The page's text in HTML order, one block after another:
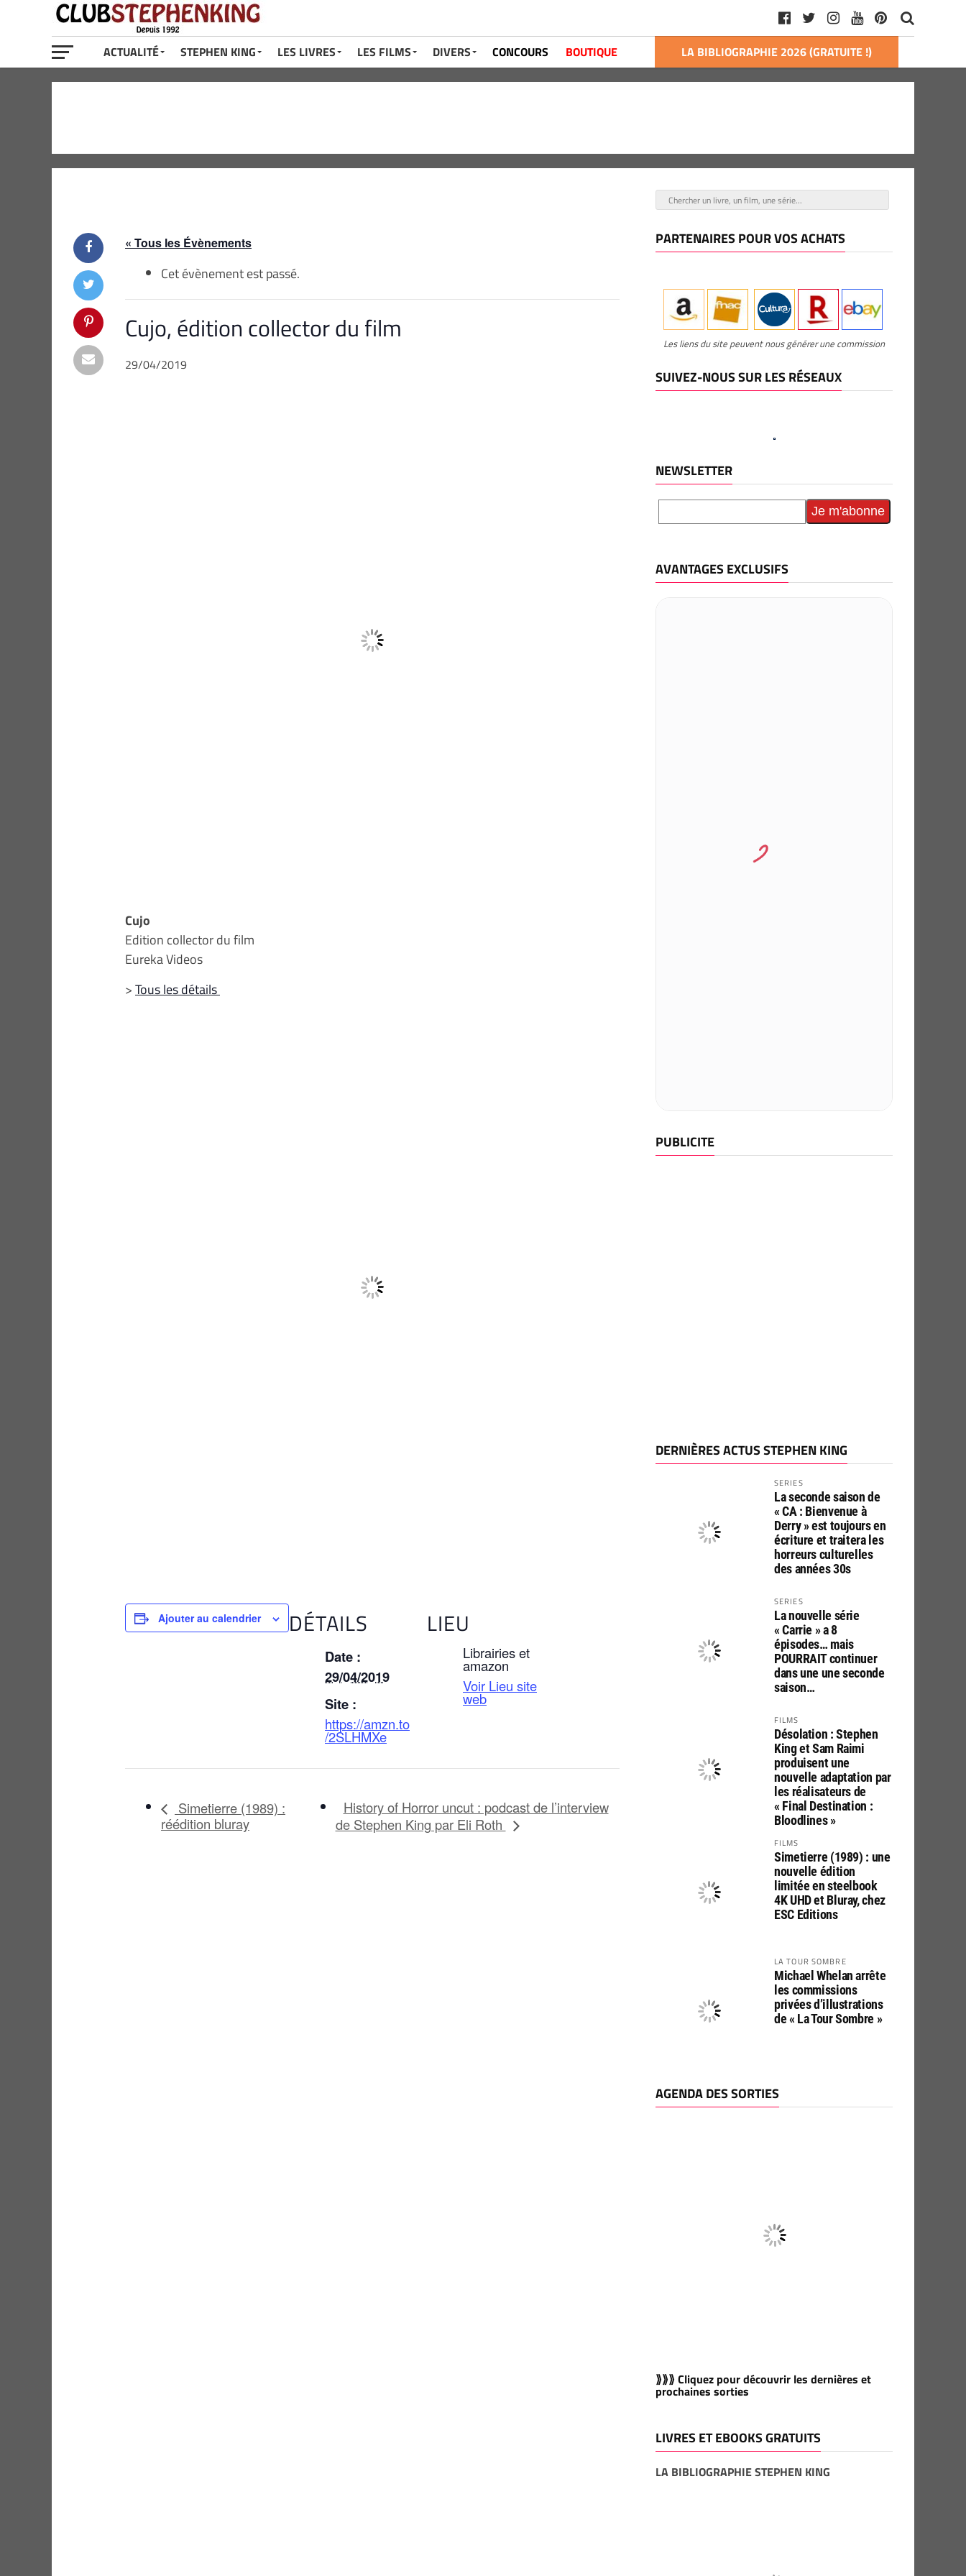
ACTUALITÉ STEPHEN KING LES LIVRES LES FILMS DIVERS CONCOURS BOUTIQUE LA BIBLIOGRAPHIE 2026 (GRATUITE !)
« Tous les Évènements
Cet évènement est passé.
Cujo, édition collector du film
29/04/2019
Cujo
Edition collector du film
Eureka Videos
>Tous les détails
Ajouter au calendrier DÉTAILS
Date :
29/04/2019
Site :
https://amzn.to
/2SLHMXe
LIEU
Librairies et
amazon
Voir Lieu site
web
Simetierre (1989) :
réédition bluray
History of Horror uncut : podcast de l’interview
de Stephen King par Eli Roth
PARTENAIRES POUR VOS ACHATS
Les liens du site peuvent nous générer une commission
SUIVEZ-NOUS SUR LES RÉSEAUX
NEWSLETTER
AVANTAGES EXCLUSIFS
PUBLICITE
DERNIÈRES ACTUS STEPHEN KING
SERIES
La seconde saison de
« CA : Bienvenue à
Derry » est toujours en
écriture et traitera les
horreurs culturelles
des années 30s
SERIES
La nouvelle série
« Carrie » a 8
épisodes… mais
POURRAIT continuer
dans une une seconde
saison…
FILMS
Désolation : Stephen
King et Sam Raimi
produisent une
nouvelle adaptation par
les réalisateurs de
« Final Destination :
Bloodlines »
FILMS
Simetierre (1989) : une
nouvelle édition
limitée en steelbook
4K UHD et Bluray, chez
ESC Editions
LA TOUR SOMBRE
Michael Whelan arrête
les commissions
privées d’illustrations
de « La Tour Sombre »
AGENDA DES SORTIES
⟫⟫⟫ Cliquez pour découvrir les dernières et
prochaines sorties
LIVRES ET EBOOKS GRATUITS
LA BIBLIOGRAPHIE STEPHEN KING